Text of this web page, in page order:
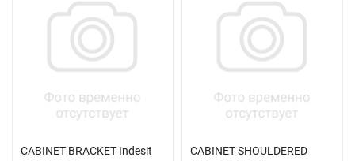
CABINET BRACKET Indesit
CABINET SHOULDERED